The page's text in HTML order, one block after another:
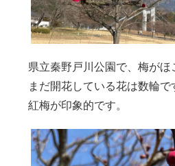
県立秦野戸川公園で、梅がほ
まだ開花している花は数輪で
紅梅が印象的です。